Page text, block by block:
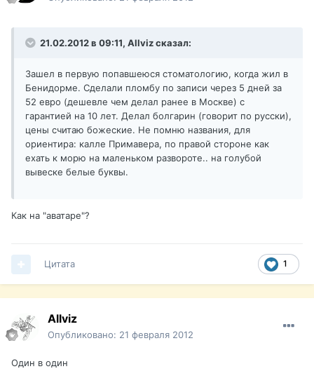
21.02.2012 в 09:11, Allviz сказал:
Зашел в первую попавшеюся стоматологию, когда жил в
Бенидорме. Сделали пломбу по записи через 5 дней за
52 евро (дешевле чем делал ранее в Москве) с
гарантией на 10 лет. Делал болгарин (говорит по русски),
цены считаю божеские. Не помню названия, для
ориентира: калле Примавера, по правой стороне как
ехать к морю на маленьком развороте.. на голубой
вывеске белые буквы.
Как на "аватаре"?
1
Цитата
Allviz
Опубликовано: 21 февраля 2012
Один в один